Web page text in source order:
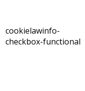
cookielawinfo-
checkbox-functional